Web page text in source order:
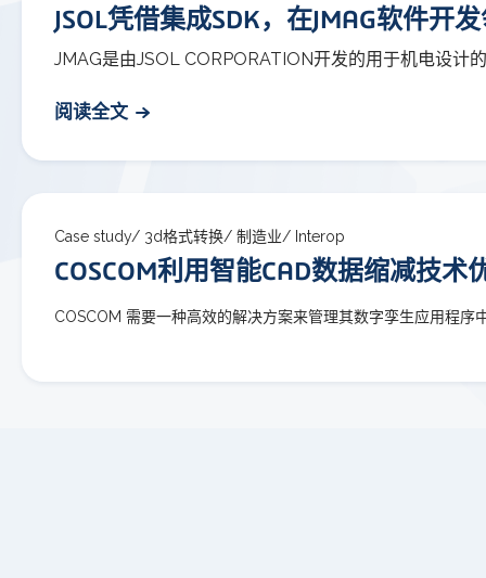
JSOL凭借集成SDK，在JMAG软件开
JMAG是由JSOL CORPORATION开发的用于机电设计
阅读全文
Case study/ 3d格式转换/ 制造业/ Interop
COSCOM利用智能CAD数据缩减技术
COSCOM 需要一种高效的解决方案来管理其数字孪生应用程